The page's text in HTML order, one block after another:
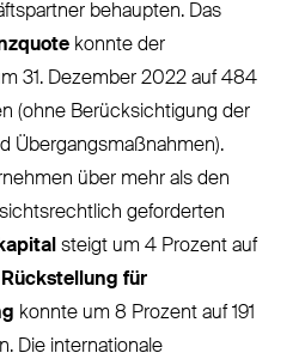
behaupten. Das
konnte der
31. Dezember 2022 auf 484
(ohne Berücksichtigung der
Übergangsmaßnahmen).
über mehr als den
geforderten
steigt um 4 Prozent auf
für
konnte um 8 Prozent auf 191
Die internationale